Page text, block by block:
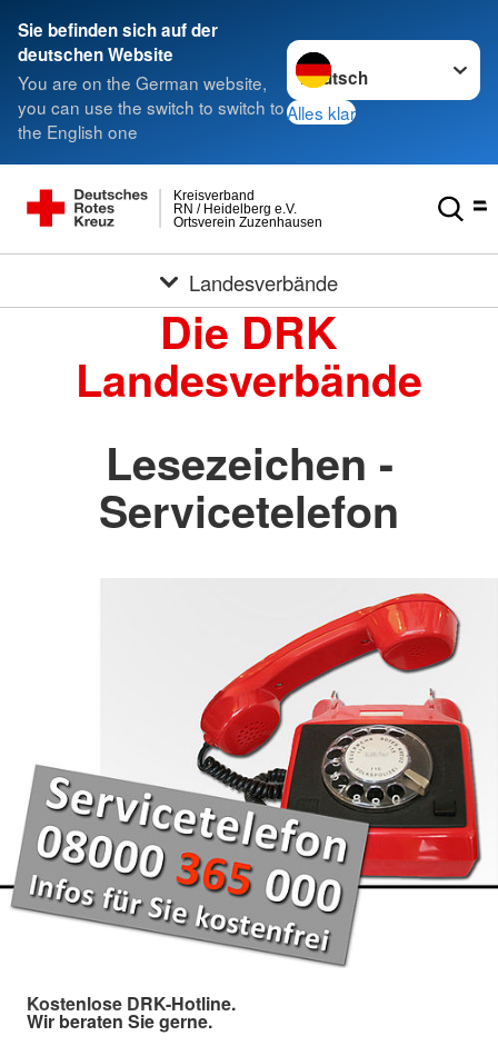
Sie befinden sich auf der
deutschen Website
You are on the German website,
you can use the switch to switch to
the English one
Sprache wechseln zu
Alles klar
Ortsverein Zuzenhausen
RN / Heidelberg e.V.
Kreisverband
Landesverbände
Die DRK
Landesverbände
Lesezeichen -
Servicetelefon
Kostenlose DRK-Hotline.
Wir beraten Sie gerne.